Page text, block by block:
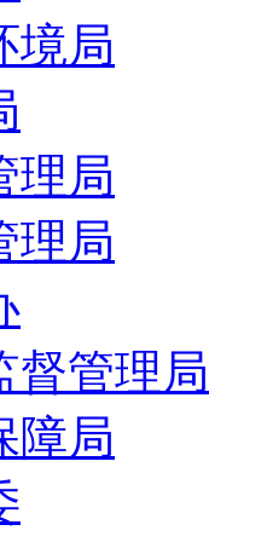
境局
理局
理局
督管理局
障局